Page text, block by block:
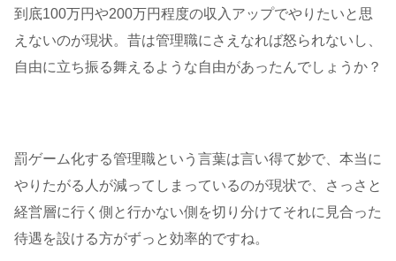
到底100万円や200万円程度の収入アップでやりたいと思
えないのが現状。昔は管理職にさえなれば怒られないし、
自由に立ち振る舞えるような自由があったんでしょうか？
罰ゲーム化する管理職という言葉は言い得て妙で、本当に
やりたがる人が減ってしまっているのが現状で、さっさと
経営層に行く側と行かない側を切り分けてそれに見合った
待遇を設ける方がずっと効率的ですね。